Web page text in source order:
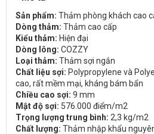
Sản phẩm: Thảm phòng khách cao
Dòng thảm: Thảm cao cấp
Kiểu thảm: Hiện đại
Dòng lông: COZZY
Loại thảm: Thảm sợi ngắn
Chất liệu sợi: Polypropylene và
cao, rất mềm mại, kháng bám bẩn
Chiều cao sợi: 9 mm
Mật độ sợi: 576.000 điểm/m2
Trọng lượng trung bình: 2,3 kg/m2
Chất lượng: Thảm nhập khẩu